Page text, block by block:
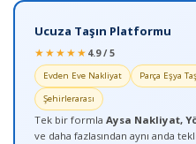
Ucuza Taşın Platformu
★★★★★ 4.9 / 5
Evden Eve Nakliyat Parça Eşya
Şehirlerarası
Tek bir formla Aysa Nakliyat,
ve daha fazlasından aynı anda